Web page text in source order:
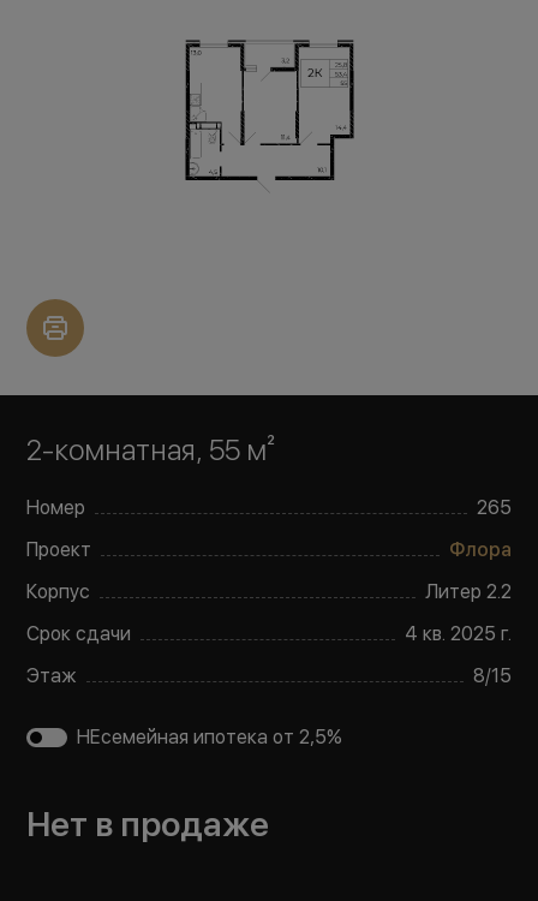
2-комнатная, 55 м²
Номер
265
Проект
Флора
Корпус
Литер 2.2
Срок сдачи
4 кв. 2025 г.
Этаж
8/15
НЕсемейная ипотека от 2,5%
Нет в продаже